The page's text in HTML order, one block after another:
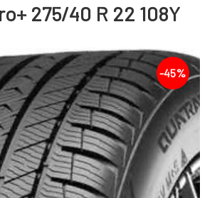
275/40 R 22 108Y
-45%